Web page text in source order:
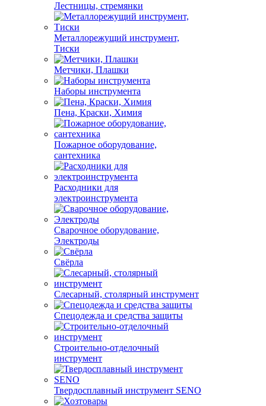
Лестницы, стремянки
Металлорежущий инструмент,
Тиски
Метчики, Плашки
Наборы инструмента
Пена, Краски, Химия
Пожарное оборудование,
сантехника
Расходники для
электроинструмента
Сварочное оборудование,
Электроды
Свёрла
Слесарный, столярный инструмент
Спецодежда и средства защиты
Строительно-отделочный
инструмент
Твердосплавный инструмент SENO